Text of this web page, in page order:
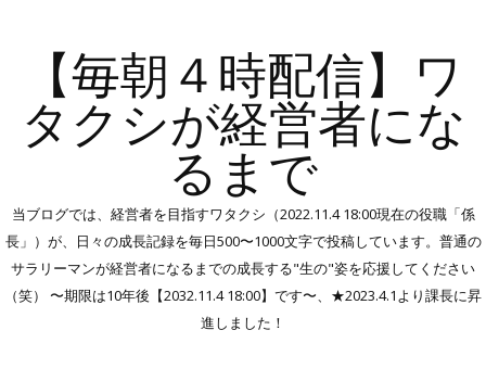
【毎朝４時配信】ワ
タクシが経営者にな
るまで
当ブログでは、経営者を目指すワタクシ（2022.11.4 18:00現在の役職「係
長」）が、日々の成長記録を毎日500〜1000文字で投稿しています。普通の
サラリーマンが経営者になるまでの成長する"生の"姿を応援してください
（笑） 〜期限は10年後【2032.11.4 18:00】です〜、★2023.4.1より課長に昇
進しました！